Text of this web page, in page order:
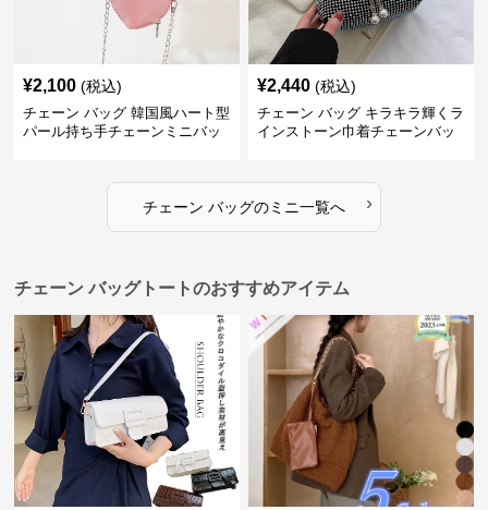
¥2,100 (税込)
チェーン バッグ 韓国風ハート型
パール持ち手チェーンミニバッ
¥2,440 (税込)
チェーン バッグ キラキラ輝くラ
インストーン巾着チェーンバッ
チェーン バッグのミニ一覧へ ›
チェーン バッグトートのおすすめアイテム